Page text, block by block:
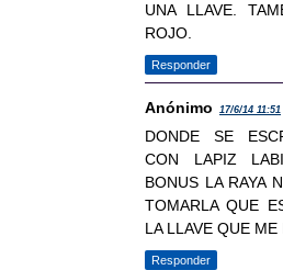
UNA LLAVE.
ROJO.
Responder
Anónimo 17/6/14 11:51
DONDE SE
CON LAPIZ
BONUS LA RAYA
TOMARLA QUE
LA LLAVE QUE ME
Responder